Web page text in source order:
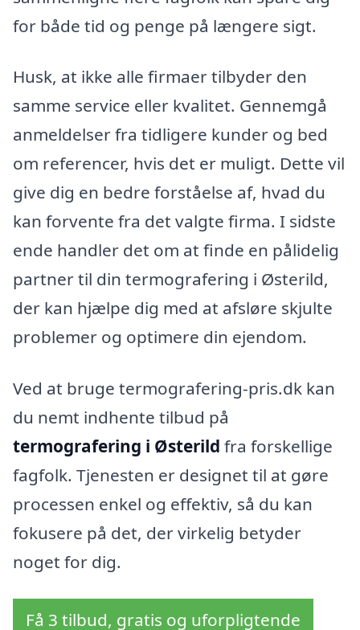
for både tid og penge på længere sigt.
Husk, at ikke alle firmaer tilbyder den
samme service eller kvalitet. Gennemgå
anmeldelser fra tidligere kunder og bed
om referencer, hvis det er muligt. Dette vil
give dig en bedre forståelse af, hvad du
kan forvente fra det valgte firma. I sidste
ende handler det om at finde en pålidelig
partner til din termografering i Østerild,
der kan hjælpe dig med at afsløre skjulte
problemer og optimere din ejendom.
Ved at bruge termografering-pris.dk kan
du nemt indhente tilbud på
termografering i Østerild fra forskellige
fagfolk. Tjenesten er designet til at gøre
processen enkel og effektiv, så du kan
fokusere på det, der virkelig betyder
noget for dig.
Få 3 tilbud, gratis og uforpligtende